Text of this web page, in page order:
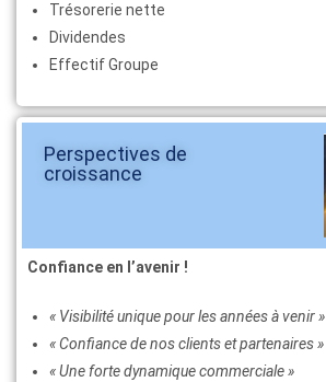
Trésorerie nette
Dividendes
Effectif Groupe
Perspectives de
croissance
Confiance en l’avenir !
« Visibilité unique pour les années à venir »
« Confiance de nos clients et partenaires »
« Une forte dynamique commerciale »